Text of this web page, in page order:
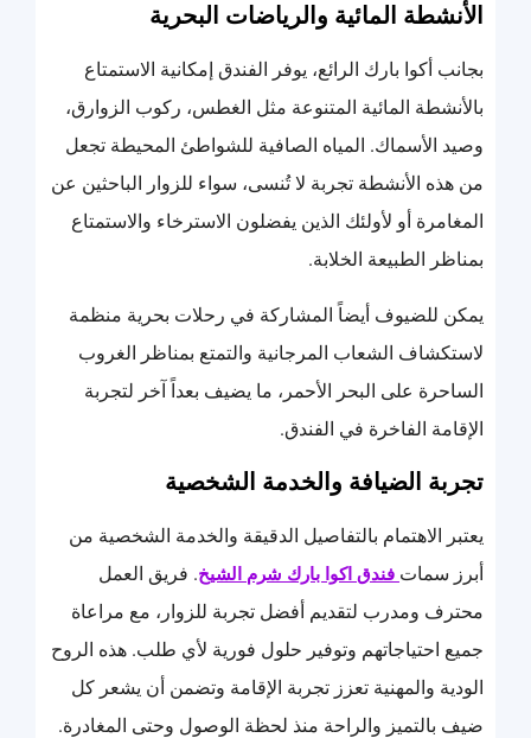
الأنشطة المائية والرياضات البحرية
بجانب أكوا بارك الرائع، يوفر الفندق إمكانية الاستمتاع
بالأنشطة المائية المتنوعة مثل الغطس، ركوب الزوارق،
وصيد الأسماك. المياه الصافية للشواطئ المحيطة تجعل
من هذه الأنشطة تجربة لا تُنسى، سواء للزوار الباحثين عن
المغامرة أو لأولئك الذين يفضلون الاسترخاء والاستمتاع
بمناظر الطبيعة الخلابة.
يمكن للضيوف أيضاً المشاركة في رحلات بحرية منظمة
لاستكشاف الشعاب المرجانية والتمتع بمناظر الغروب
الساحرة على البحر الأحمر، ما يضيف بعداً آخر لتجربة
الإقامة الفاخرة في الفندق.
تجربة الضيافة والخدمة الشخصية
يعتبر الاهتمام بالتفاصيل الدقيقة والخدمة الشخصية من
أبرز سمات فندق اكوا بارك شرم الشيخ. فريق العمل
محترف ومدرب لتقديم أفضل تجربة للزوار، مع مراعاة
جميع احتياجاتهم وتوفير حلول فورية لأي طلب. هذه الروح
الودية والمهنية تعزز تجربة الإقامة وتضمن أن يشعر كل
ضيف بالتميز والراحة منذ لحظة الوصول وحتى المغادرة.